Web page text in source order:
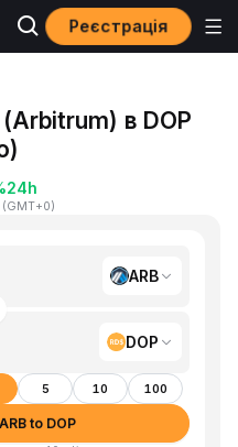
Реєстрація
в DOP
24h
(GMT+0)
ARB
DOP
5 10 100
to DOP